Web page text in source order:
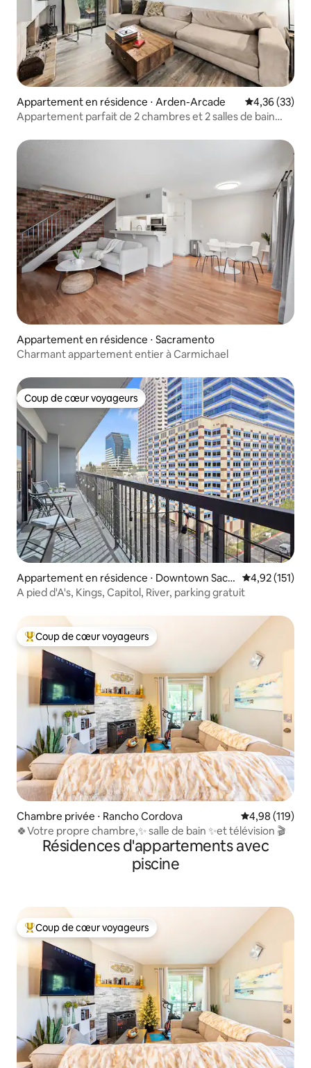
Appartement en résidence ⋅ Arden-Arcade Évaluation
4,36 (33)
Appartement parfait de 2 chambres et 2 salles de bain
Appartement en résidence ⋅ Sacramento
Charmant appartement entier à Carmichael
Coup de cœur voyageurs
Coup de cœur voyageurs
Appartement en résidence ⋅ Downtown Sacr
amento
Évaluation
4,92 (151)
A pied d'A's, Kings, Capitol, River, parking gratuit
Coups de cœur voyageurs les plus appréciés
Coup de cœur voyageurs
Chambre privée ⋅ Rancho Cordova Évaluation
4,98 (119)
🍀Votre propre chambre,✨ salle de bain ✨et télévision 🎬
Résidences d'appartements avec
piscine
Coups de cœur voyageurs les plus appréciés
Coup de cœur voyageurs